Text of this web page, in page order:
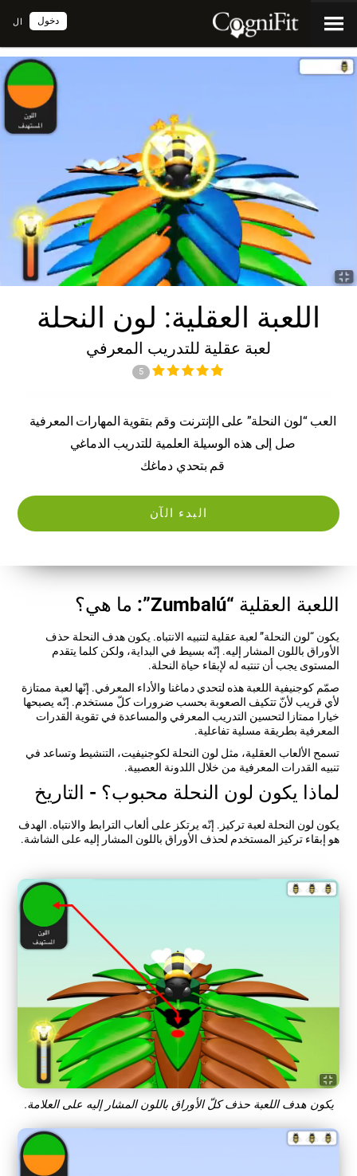
ال دخول
اللعبة العقلية: لون النحلة
لعبة عقلية للتدريب المعرفي
5
العب “لون النحلة” على الإنترنت وقم بتقوية المهارات المعرفية
صل إلى هذه الوسيلة العلمية للتدريب الدماغي
قم بتحدي دماغك
البدء الآن
اللعبة العقلية “Zumbalú”: ما هي؟
يكون “لون النحلة” لعبة عقلية لتنبيه الانتباه. يكون هدف النحلة حذف
الأوراق باللون المشار إليه. إنّه بسيط في البداية، ولكن كلما يتقدم
المستوى يجب أن تنتبه له لإبقاء حياة النحلة.
صمّم كوجنيفية اللعبة هذه لتحدي دماغنا والأداء المعرفي. إنّها لعبة ممتازة
لأي قريب لأنّ تتكيف الصعوبة بحسب ضرورات كلّ مستخدم. إنّه يصبحها
خيارا ممتازا لتحسين التدريب المعرفي والمساعدة في تقوية القدرات
المعرفية بطريقة مسلية تفاعلية.
تسمح الألعاب العقلية، مثل لون النحلة لكوجنيفيت، التنشيط وتساعد في
تنبيه القدرات المعرفية من خلال اللدونة العصبية.
لماذا يكون لون النحلة محبوب؟ - التاريخ
يكون لون النحلة لعبة تركيز. إنّه يرتكز على ألعاب الترابط والانتباه. الهدف
هو إبقاء تركيز المستخدم لحذف الأوراق باللون المشار إليه على الشاشة.
يكون هدف اللعبة حذف كلّ الأوراق باللون المشار إليه على العلامة.